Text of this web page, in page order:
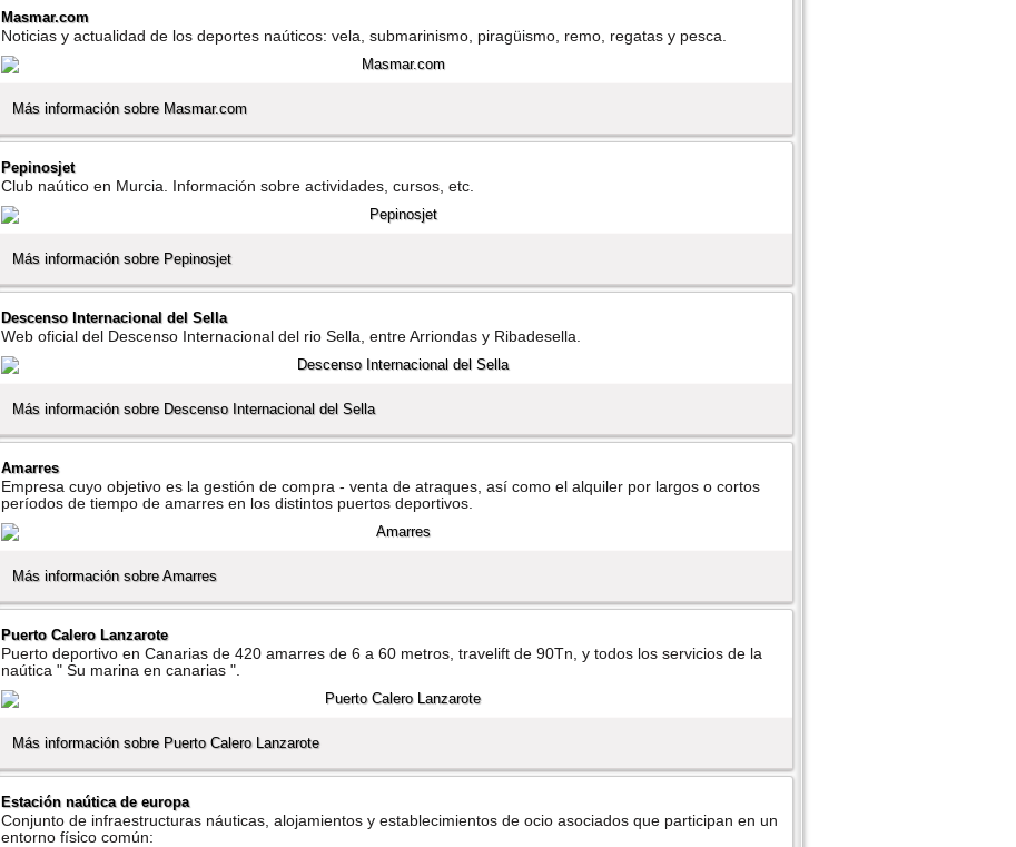
Masmar.com
Noticias y actualidad de los deportes naúticos: vela, submarinismo, piragüismo, remo, regatas y pesca.
Más información sobre Masmar.com
Pepinosjet
Club naútico en Murcia. Información sobre actividades, cursos, etc.
Más información sobre Pepinosjet
Descenso Internacional del Sella
Web oficial del Descenso Internacional del rio Sella, entre Arriondas y Ribadesella.
Más información sobre Descenso Internacional del Sella
Amarres
Empresa cuyo objetivo es la gestión de compra - venta de atraques, así­ como el alquiler por largos o cortos
perí­odos de tiempo de amarres en los distintos puertos deportivos.
Más información sobre Amarres
Puerto Calero Lanzarote
Puerto deportivo en Canarias de 420 amarres de 6 a 60 metros, travelift de 90Tn, y todos los servicios de la
naútica " Su marina en canarias ".
Más información sobre Puerto Calero Lanzarote
Estación naútica de europa
Conjunto de infraestructuras náuticas, alojamientos y establecimientos de ocio asociados que participan en un
entorno fí­sico común: